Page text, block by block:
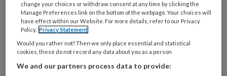
pedicure te volgen. Sindsdien heeft ze
haar eigen pedicurepraktijk Medica in
Bilthoven. ‘Te zien dat nagels zich
uiteindelijk herstellen, dat vind ik echt
prachtig.'
change your choices or withdraw consent at any time by clicking the
Manage Preferences link on the bottom of the webpage. Your choices will
have effect within our Website. For more details, refer to our Privacy
Policy. Privacy Statement
Would you rather not? Then we only place essential and statistical
cookies, these do not record any data about you as a person
We and our partners process data to provide: